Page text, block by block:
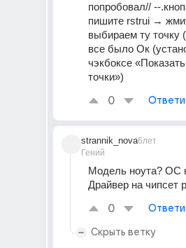
попробовал// --
пишите rstrui →
выбираем ту точку
все было Ок
чэкбоксе
точки»)
0
strannik_nova
Гений
6лет
Модель ноута? ОС
Драйвер на чипсет
0
Скрыть ветку